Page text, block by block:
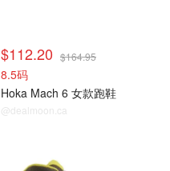
$112.20 $164.95
8.5码
Hoka Mach 6 女款跑鞋
@dealmoon.ca